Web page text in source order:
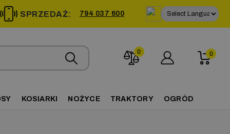
SPRZEDAŻ: 794 037 600
0 0
KOSIARKI NOŻYCE TRAKTORY OGRÓD